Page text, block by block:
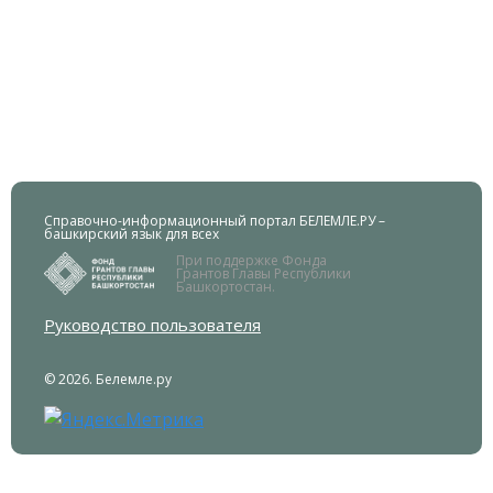
Справочно-информационный портал БЕЛЕМЛЕ.РУ –
башкирский язык для всех
При поддержке Фонда
Грантов Главы Республики
Башкортостан.
Руководство пользователя
© 2026. Белемле.ру